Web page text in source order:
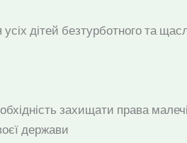
дітей безтурботного та
захищати права
держави